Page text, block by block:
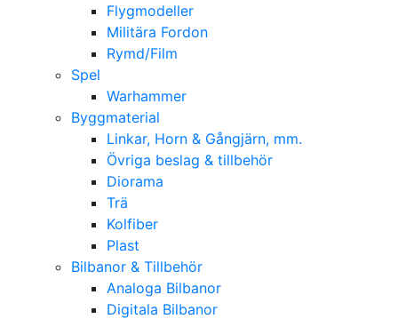
Flygmodeller
Militära Fordon
Rymd/Film
Spel
Warhammer
Byggmaterial
Linkar, Horn & Gångjärn, mm.
Övriga beslag & tillbehör
Diorama
Trä
Kolfiber
Plast
Bilbanor & Tillbehör
Analoga Bilbanor
Digitala Bilbanor